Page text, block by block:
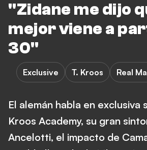
"Zidane me dijo
mejor viene a
30"
Exclusive T. Kroos Real
El alemán habla en exclusiva
Kroos Academy, su gran
Ancelotti, el impacto de